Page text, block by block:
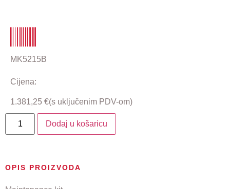
MK5215B
Cijena:
1.381,25 €(s uključenim PDV-om)
Dodaj u košaricu
OPIS PROIZVODA